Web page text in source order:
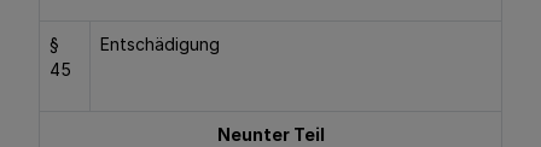
§
45
Entschädigung
Neunter Teil